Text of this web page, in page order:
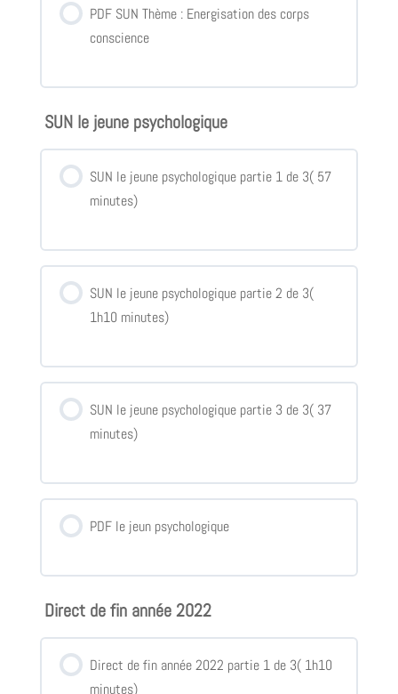
PDF SUN Thème : Energisation des corps
conscience
SUN le jeune psychologique
SUN le jeune psychologique partie 1 de 3( 57
minutes)
SUN le jeune psychologique partie 2 de 3(
1h10 minutes)
SUN le jeune psychologique partie 3 de 3( 37
minutes)
PDF le jeun psychologique
Direct de fin année 2022
Direct de fin année 2022 partie 1 de 3( 1h10
minutes)